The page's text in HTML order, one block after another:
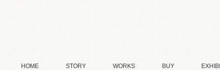
HOME STORY WORKS BUY